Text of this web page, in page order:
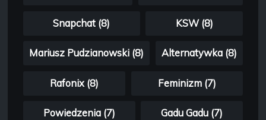
Snapchat (8) KSW (8)
Mariusz Pudzianowski (8) Alternatywka (8)
Rafonix (8) Feminizm (7)
Powiedzenia (7) Gadu Gadu (7)